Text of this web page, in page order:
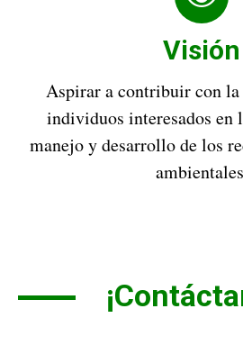
Visión
Aspirar a contribuir con
individuos interesados en
manejo y desarrollo de los